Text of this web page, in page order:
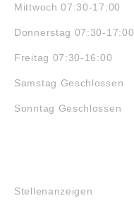
Mittwoch 07:30-17:00
Donnerstag 07:30-17:00
Freitag 07:30-16:00
Samstag Geschlossen
Sonntag Geschlossen
Stellenanzeigen